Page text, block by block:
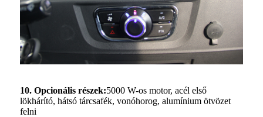
10. Opcionális részek:5000 W-os motor, acél első
lökhárító, hátsó tárcsafék, vonóhorog, alumínium ötvözet
felni